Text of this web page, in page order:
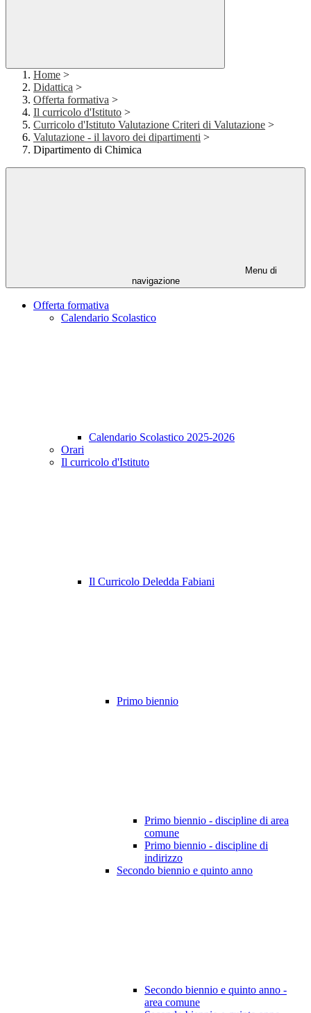
Home >
Didattica >
Offerta formativa >
Il curricolo d'Istituto >
Curricolo d'Istituto Valutazione Criteri di Valutazione >
Valutazione - il lavoro dei dipartimenti >
Dipartimento di Chimica
Menu di
navigazione
Offerta formativa
Calendario Scolastico
Calendario Scolastico 2025-2026
Orari
Il curricolo d'Istituto
Il Curricolo Deledda Fabiani
Primo biennio
Primo biennio - discipline di area
comune
Primo biennio - discipline di
indirizzo
Secondo biennio e quinto anno
Secondo biennio e quinto anno -
area comune